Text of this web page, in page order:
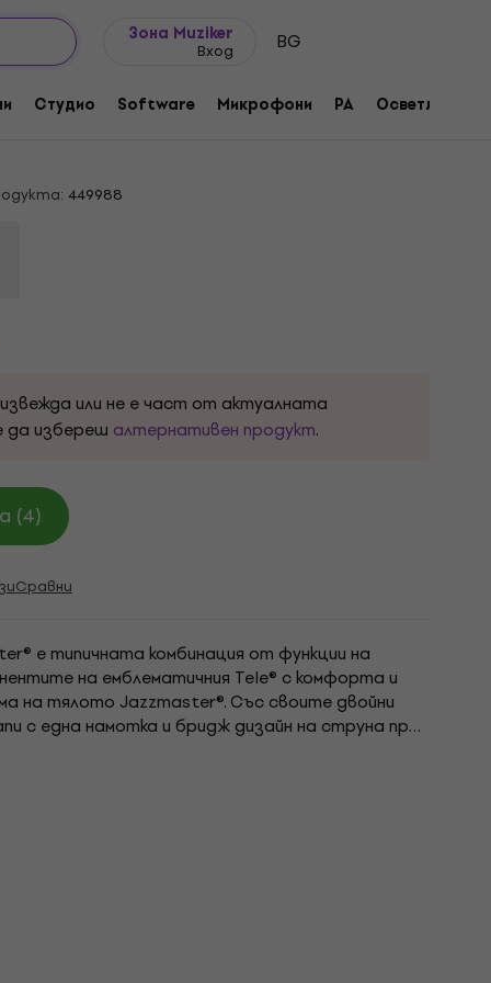
Зона Muziker
Вход BG
Студио Software Микрофони PA Осветление
Offset Telecaster Olympic
449988
или не е част от актуалната
да избереш алтернативен продукт.
(4)
Сравни
е типичната комбинация от функции на
на емблематичния Tele® с комфорта и
на тялото Jazzmaster®. Със своите двойни
с една намотка и бридж дизайн на струна през
китара ще пее със сустейн. Други...